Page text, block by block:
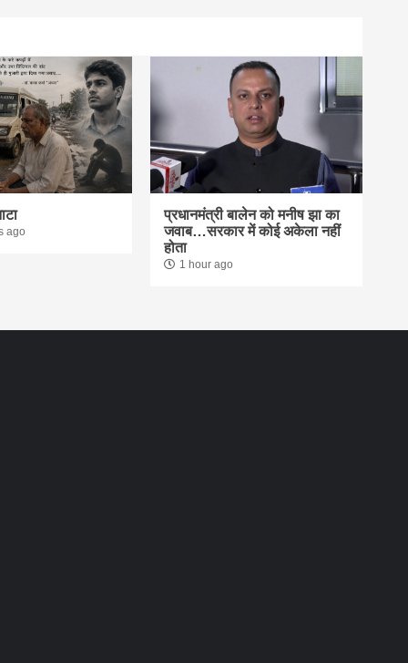
ago
प्रधानमंत्री बालेन को मनीष झा का
जवाब…सरकार में कोई अकेला नहीं
होता
1 hour ago